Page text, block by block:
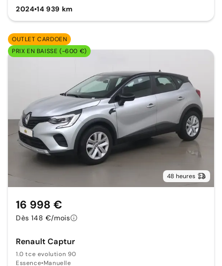
2024•14 939 km
OUTLET CARDOEN
PRIX EN BAISSE (-600 €)
48 heures
Renault Captur
1.0 tce evolution 90
Essence•Manuelle
16 998 €
Dès 148 €/mois